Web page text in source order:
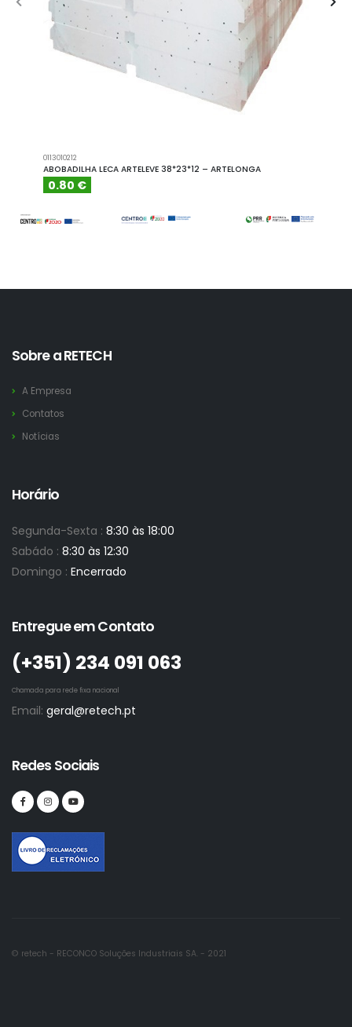
0113010212
ABOBADILHA LECA ARTELEVE 38*23*12 – ARTELONGA
0.80 €
Sobre a RETECH
A Empresa
Contatos
Notícias
Horário
Segunda-Sexta : 8:30 às 18:00
Sabádo : 8:30 às 12:30
Domingo : Encerrado
Entregue em Contato
(+351)­ 234 091 063
Chamada para rede fixa nacional
Email: geral@retech.pt
Redes Sociais
© retech - RECONCO Soluções Industriais SA. - 2021